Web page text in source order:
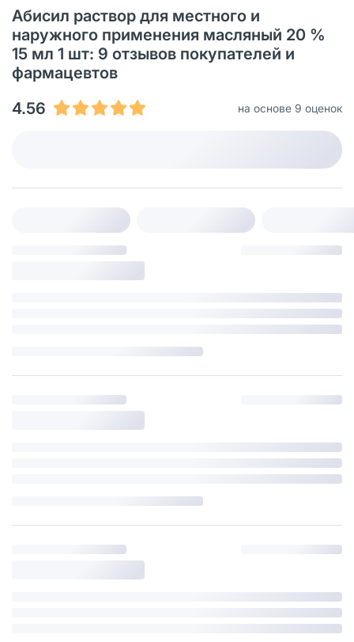
Абисил раствор для местного и
наружного применения масляный 20 %
15 мл 1 шт: 9 отзывов покупателей и
фармацевтов
4.56
на основе 9 оценок